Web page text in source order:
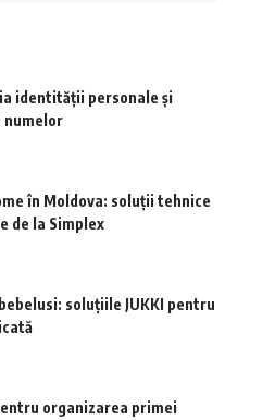
identității personale și
numelor
în Moldova: soluții tehnice
de la Simplex
soluțiile JUKKI pentru
organizarea primei